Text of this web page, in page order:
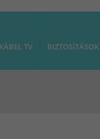
KÁBEL TV BIZTOSÍTÁSOK